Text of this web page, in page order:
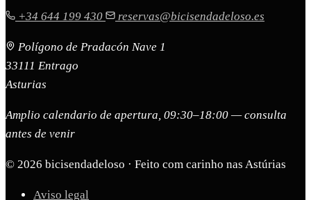
+34 644 199 430 reservas@bicisendadeloso.es
Polígono de Pradacón Nave 1
33111 Entrago
Asturias
Amplio calendario de apertura, 09:30–18:00 — consulta
antes de venir
© 2026 bicisendadeloso · Feito com carinho nas Astúrias
Aviso legal